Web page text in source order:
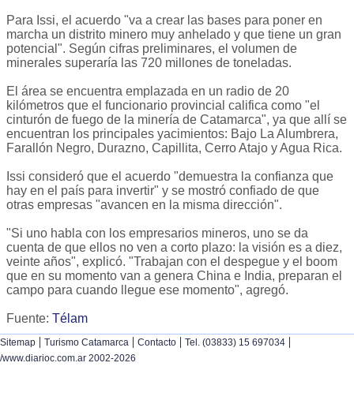
Para Issi, el acuerdo "va a crear las bases para poner en
marcha un distrito minero muy anhelado y que tiene un gran
potencial". Según cifras preliminares, el volumen de
minerales superaría las 720 millones de toneladas.
El área se encuentra emplazada en un radio de 20
kilómetros que el funcionario provincial califica como "el
cinturón de fuego de la minería de Catamarca", ya que allí se
encuentran los principales yacimientos: Bajo La Alumbrera,
Farallón Negro, Durazno, Capillita, Cerro Atajo y Agua Rica.
Issi consideró que el acuerdo "demuestra la confianza que
hay en el país para invertir" y se mostró confiado de que
otras empresas "avancen en la misma dirección".
"Si uno habla con los empresarios mineros, uno se da
cuenta de que ellos no ven a corto plazo: la visión es a diez,
veinte años", explicó. "Trabajan con el despegue y el boom
que en su momento van a genera China e India, preparan el
campo para cuando llegue ese momento", agregó.
Fuente: Télam
Sitemap | Turismo Catamarca | Contacto | Tel. (03833) 15 697034 |
/www.diarioc.com.ar 2002-2026